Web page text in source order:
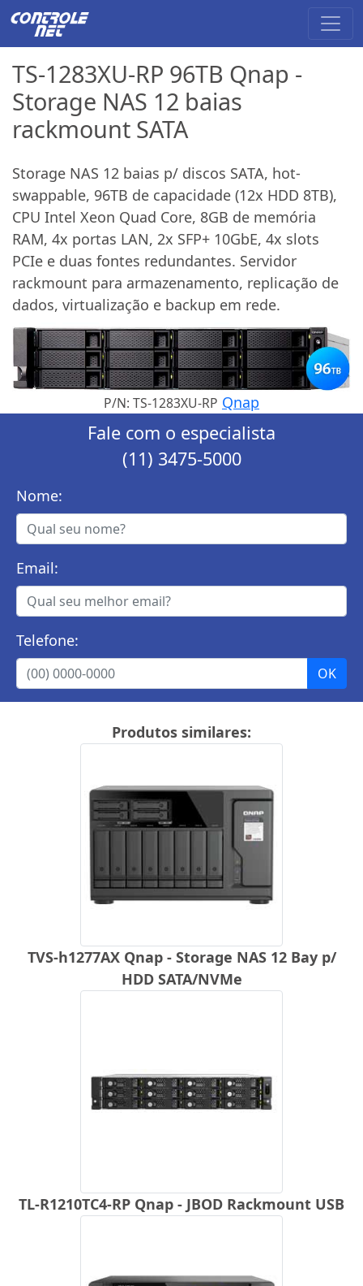
TS-1283XU-RP 96TB Qnap -
Storage NAS 12 baias
rackmount SATA
Storage NAS 12 baias p/ discos SATA, hot-
swappable, 96TB de capacidade (12x HDD 8TB),
CPU Intel Xeon Quad Core, 8GB de memória
RAM, 4x portas LAN, 2x SFP+ 10GbE, 4x slots
PCIe e duas fontes redundantes. Servidor
rackmount para armazenamento, replicação de
dados, virtualização e backup em rede.
P/N: TS-1283XU-RP Qnap
Fale com o especialista
(11) 3475-5000
Nome:
Email:
Telefone:
Produtos similares:
TVS-h1277AX Qnap - Storage NAS 12 Bay p/
HDD SATA/NVMe
TL-R1210TC4-RP Qnap - JBOD Rackmount USB